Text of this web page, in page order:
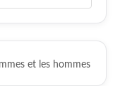
et les hommes